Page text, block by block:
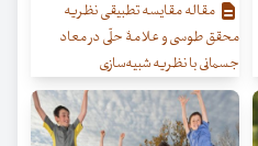
مقاله مقایسه تطبیقی نظریه
محقق طوسی و علامۀ حلّی در معاد
جسمانی با نظریه شبیه‌سازی